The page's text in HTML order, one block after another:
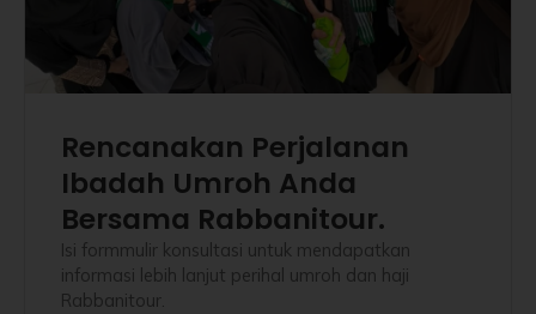
Rencanakan Perjalanan
Ibadah Umroh Anda
Bersama Rabbanitour.
Isi formmulir konsultasi untuk mendapatkan
informasi lebih lanjut perihal umroh dan haji
Rabbanitour.